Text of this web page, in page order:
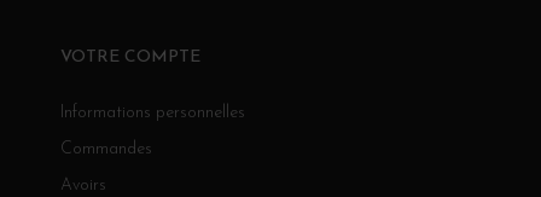
VOTRE COMPTE
Informations personnelles
Commandes
Avoirs